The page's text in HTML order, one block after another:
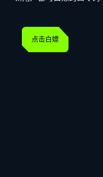
点击白嫖